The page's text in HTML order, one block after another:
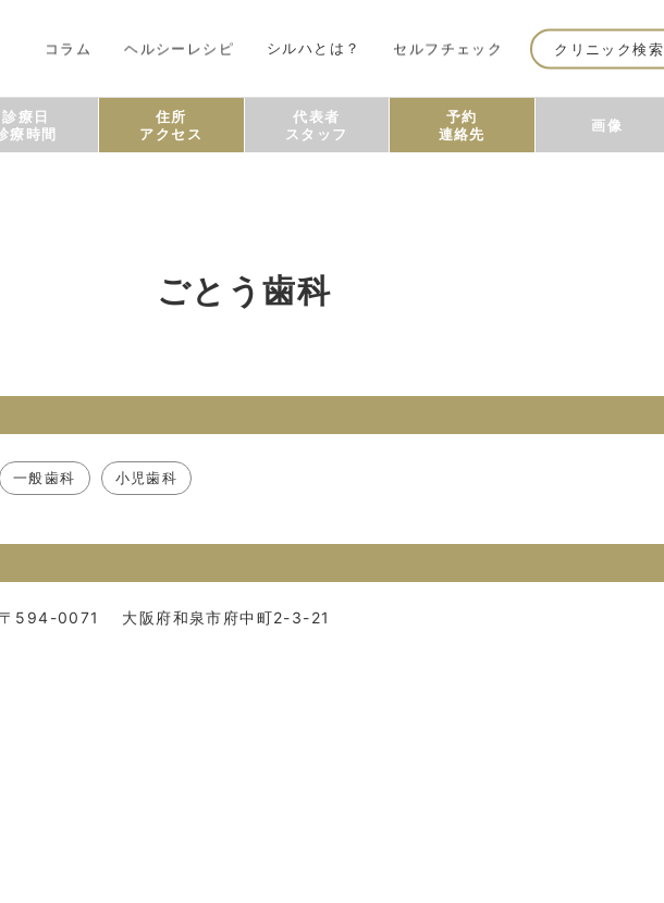
コラム ヘルシーレシピ シルハとは？ セルフチェック クリニック検索
診療日
療時間
住所
アクセス
代表者
スタッフ
予約
連絡先
画像
ごとう歯科
一般歯科 小児歯科
〒594-0071 大阪府和泉市府中町2-3-21